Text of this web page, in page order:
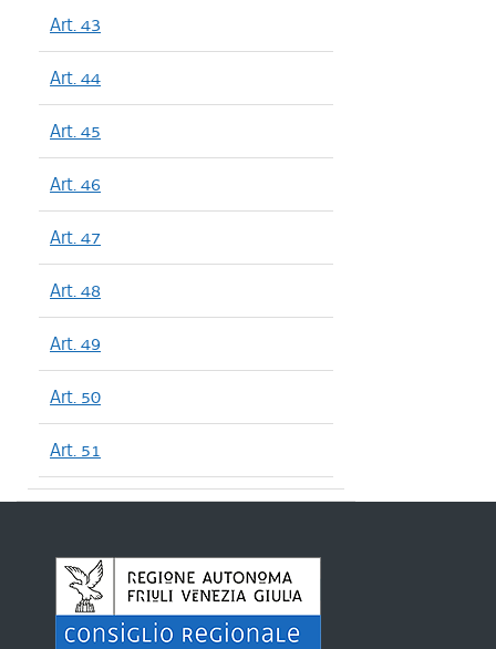
Art. 43
Art. 44
Art. 45
Art. 46
Art. 47
Art. 48
Art. 49
Art. 50
Art. 51